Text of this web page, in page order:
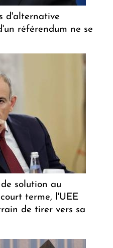
d'alternative
référendum ne se
solution au
terme, l'UEE
de tirer vers sa